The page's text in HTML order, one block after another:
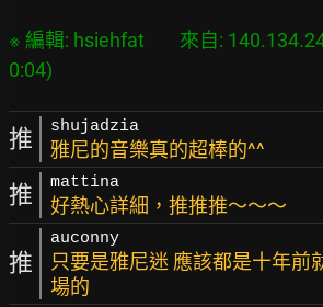
※ 編輯: hsiehfat        來自:
推 shujadzia
雅尼的音樂真的超棒的^^
推 mattina
好熱心詳細，推推推～～～
推
auconny
只要是雅尼迷 應該都是十年前
場的